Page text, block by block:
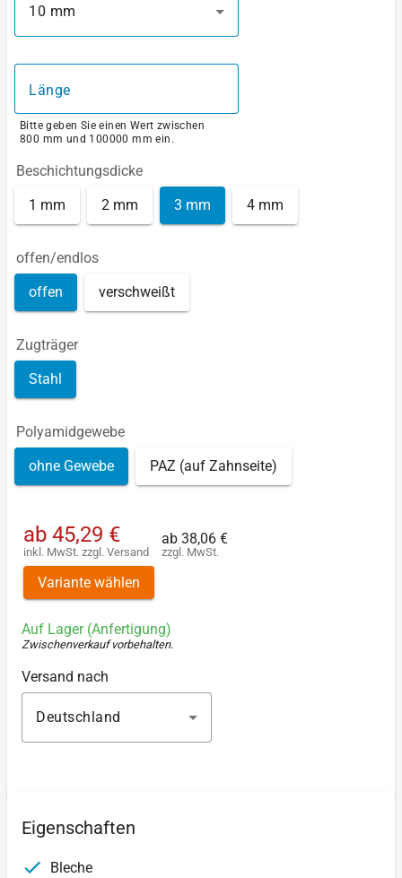
10 mm
Länge
Bitte geben Sie einen Wert zwischen
800 mm und 100000 mm ein.
Beschichtungsdicke
1 mm 2 mm 3 mm 4 mm
offen/endlos
offen verschweißt
Zugträger
Stahl
Polyamidgewebe
ohne Gewebe PAZ (auf Zahnseite)
ab 45,29 €
inkl. MwSt. zzgl. Versand
ab 38,06 €
zzgl. MwSt.
Variante wählen
Auf Lager (Anfertigung)
Zwischenverkauf vorbehalten.
Versand nach
Deutschland
Eigenschaften
Bleche